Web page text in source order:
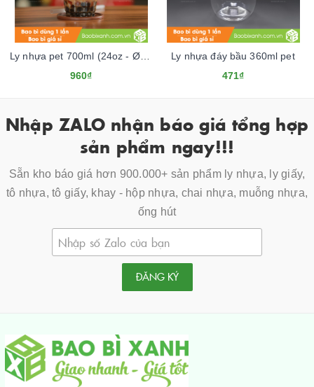
Ly nhựa pet 700ml (24oz - Ø98)
960₫
Ly nhựa đáy bầu 360ml pet
471₫
Nhập ZALO nhận báo giá tổng hợp
sản phẩm ngay!!!
Sẵn kho báo giá hơn 900.000+ sản phẩm ly nhựa, ly giấy,
tô nhựa, tô giấy, khay - hộp nhựa, chai nhựa, muỗng nhựa,
ống hút
ĐĂNG KÝ